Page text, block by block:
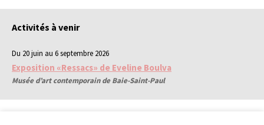
Activités à venir
Du 20 juin au 6 septembre 2026
Exposition «Ressacs» de Eveline Boulva
Musée d’art contemporain de Baie-Saint-Paul